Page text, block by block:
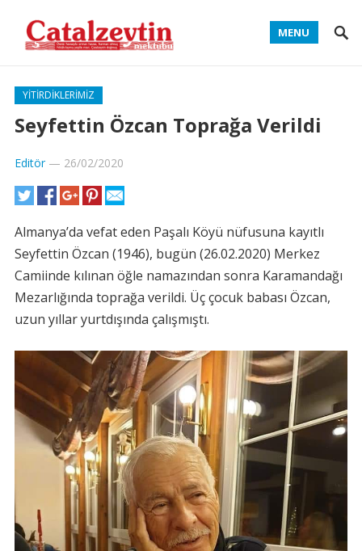
MENU
YITIRDIKLERIMIZ
Seyfettin Özcan Toprağa Verildi
Editör— 26/02/2020
Almanya’da vefat eden Paşalı Köyü nüfusuna kayıtlı
Seyfettin Özcan (1946), bugün (26.02.2020) Merkez
Camiinde kılınan öğle namazından sonra Karamandağı
Mezarlığında toprağa verildi. Üç çocuk babası Özcan,
uzun yıllar yurtdışında çalışmıştı.